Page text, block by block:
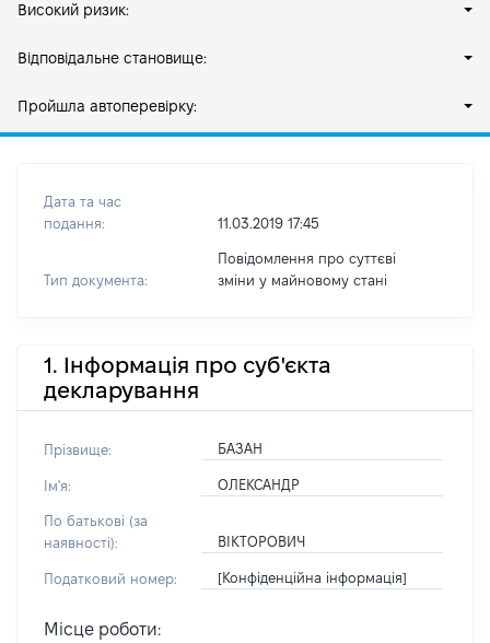
Високий ризик:
Відповідальне становище:
Пройшла автоперевірку:
Дата та час
подання:
11.03.2019 17:45
Тип документа:
Повідомлення про суттєві
зміни y майновому стані
1. Інформація про суб'єкта
декларування
Прізвище: БАЗАН
Ім'я: ОЛЕКСАНДР
По батькові (за
наявності):
ВІКТОРОВИЧ
Податковий номер: [Конфіденційна інформація]
Місце роботи: